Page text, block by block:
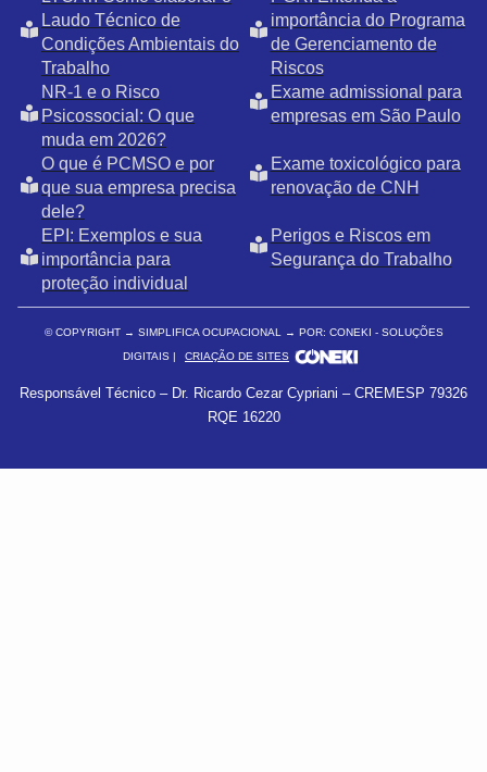
Laudo Técnico de
Condições Ambientais do
Trabalho
importância do Programa
de Gerenciamento de
Riscos
NR-1 e o Risco
Psicossocial: O que
muda em 2026?
Exame admissional para
empresas em São Paulo
O que é PCMSO e por
que sua empresa precisa
dele?
Exame toxicológico para
renovação de CNH
EPI: Exemplos e sua
importância para
proteção individual
Perigos e Riscos em
Segurança do Trabalho
© COPYRIGHT → SIMPLIFICA OCUPACIONAL → POR: CONEKI - SOLUÇÕES
DIGITAIS |
CRIAÇÃO DE SITES
Responsável Técnico – Dr. Ricardo Cezar Cypriani – CREMESP 79326
RQE 16220